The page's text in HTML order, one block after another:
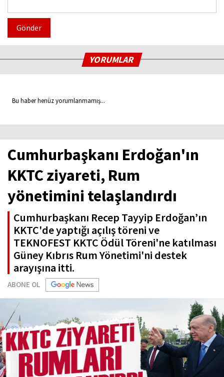
Gönder
YORUMLAR
Bu haber henüz yorumlanmamış...
Cumhurbaşkanı Erdoğan'ın
KKTC ziyareti, Rum
yönetimini telaşlandırdı
Cumhurbaşkanı Recep Tayyip Erdoğan’ın
KKTC'de yaptığı açılış töreni ve
TEKNOFEST KKTC Ödül Töreni'ne katılması
Güney Kıbrıs Rum Yönetimi'ni destek
arayışına itti.
ABONE OL